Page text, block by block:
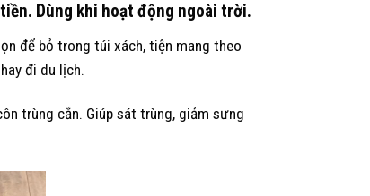
Dùng khi hoạt động ngoài trời.
để bỏ trong túi xách, tiện mang theo
đi du lịch.
trùng cắn. Giúp sát trùng, giảm sưng